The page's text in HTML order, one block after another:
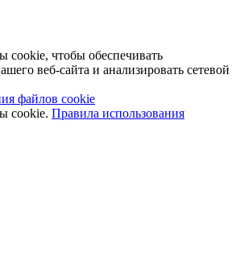
чтобы обеспечивать
веб-сайта и анализировать сетевой
файлов cookie
cookie. Правила использования